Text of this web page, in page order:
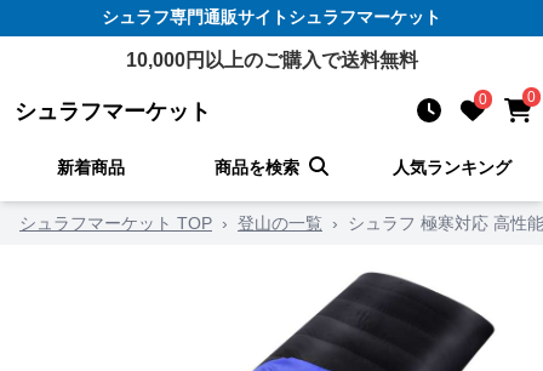
シュラフ専門通販サイトシュラフマーケット
10,000円以上のご購入で送料無料
シュラフマーケット 0 0
新着商品 商品を検索 人気ランキング
シュラフマーケット TOP › 登山の一覧 › シュラフ 極寒対応 高性